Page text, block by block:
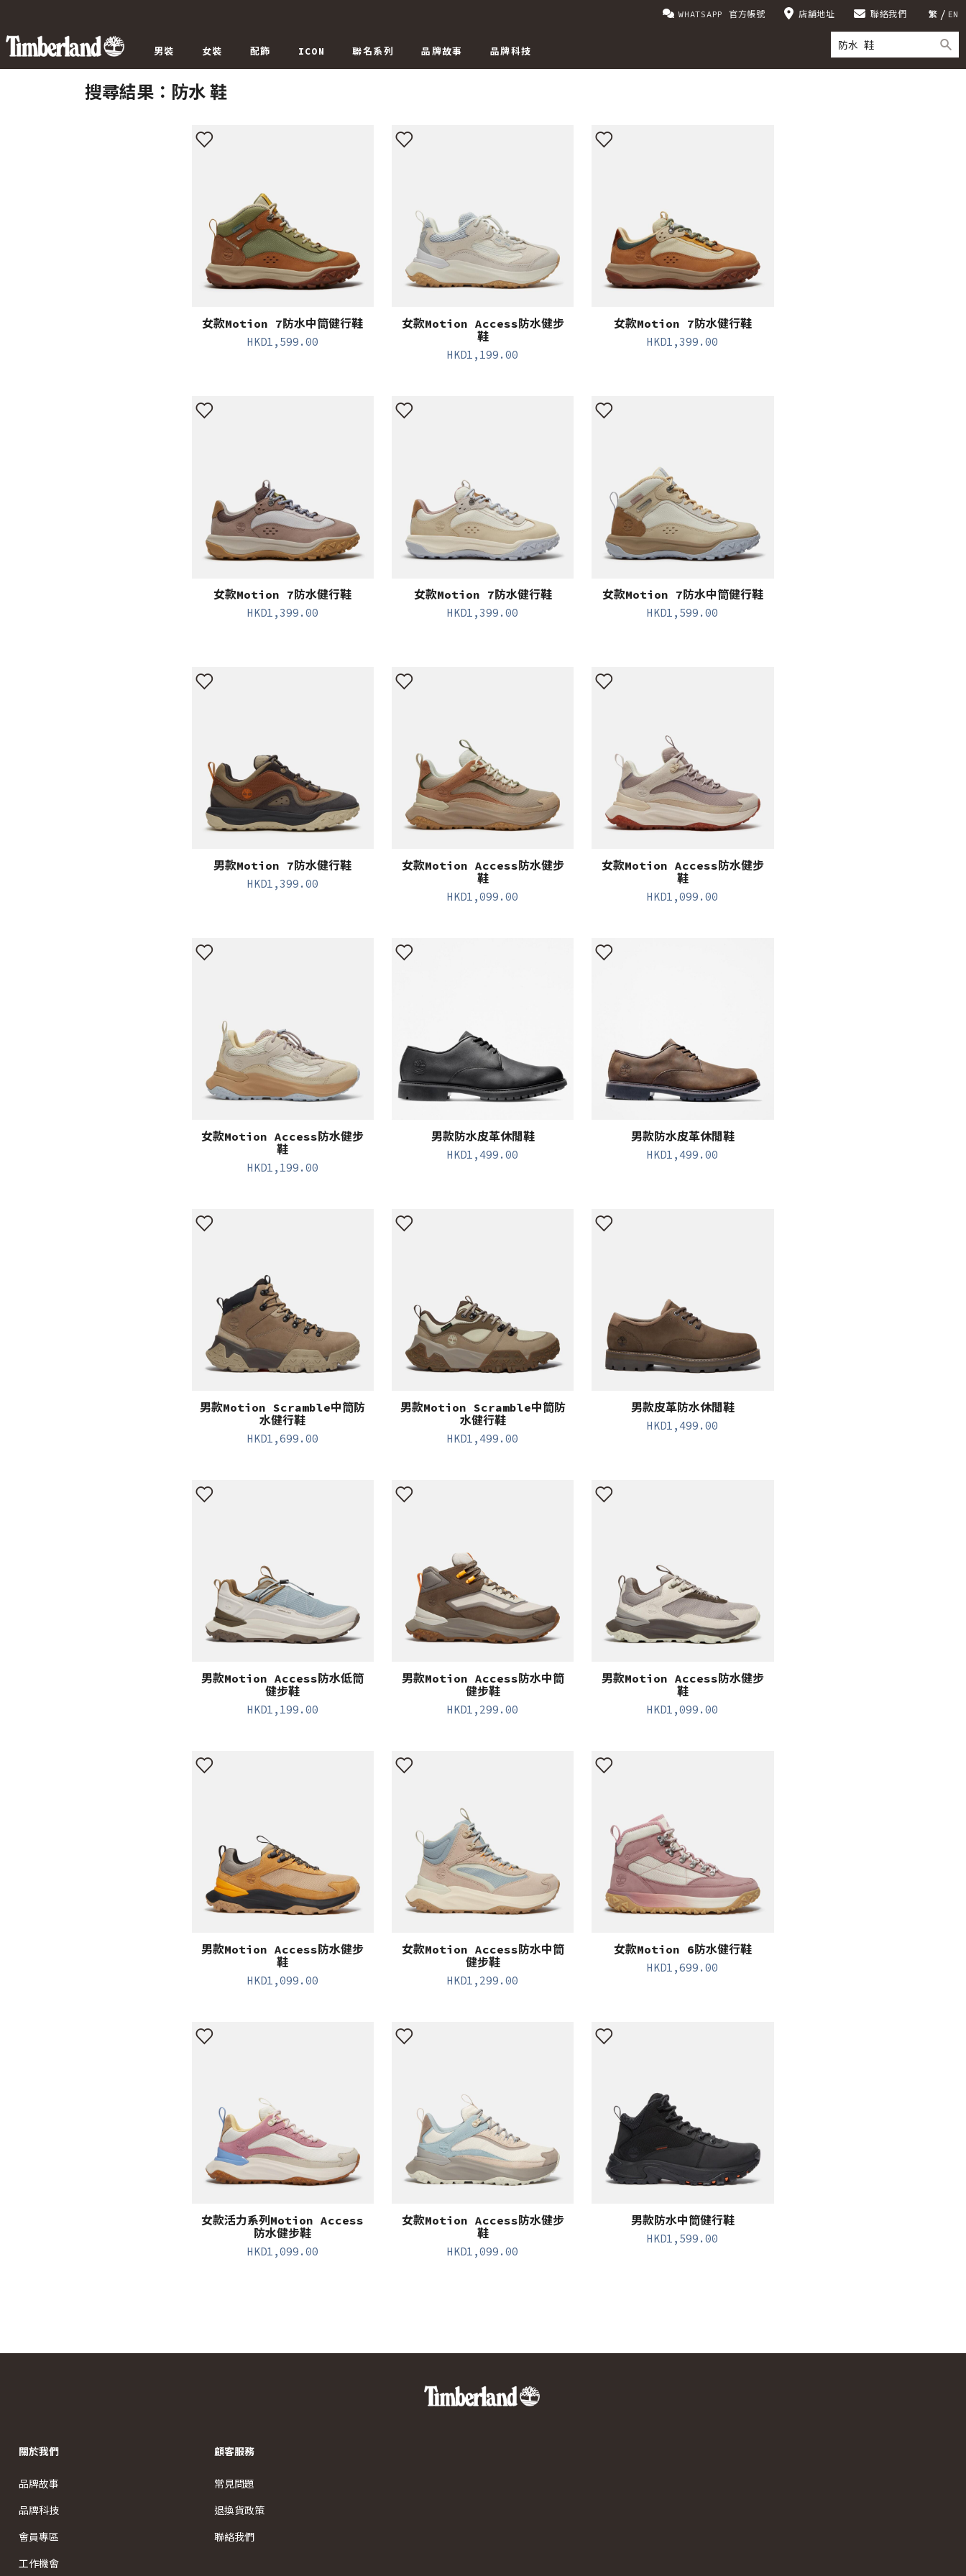
繁 EN
WHATSAPP 官方帳號 店舖地址 聯絡我們
男裝 女裝 配飾 ICON 聯名系列 品牌故事 品牌科技
搜尋結果： 防水 鞋
女款Motion 7防水中筒健行鞋
HKD1,599.00
女款Motion Access防水健步
鞋
HKD1,199.00
女款Motion 7防水健行鞋
HKD1,399.00
女款Motion 7防水健行鞋
HKD1,399.00
女款Motion 7防水健行鞋
HKD1,399.00
女款Motion 7防水中筒健行鞋
HKD1,599.00
男款Motion 7防水健行鞋
HKD1,399.00
女款Motion Access防水健步
鞋
HKD1,099.00
女款Motion Access防水健步
鞋
HKD1,099.00
女款Motion Access防水健步
鞋
HKD1,199.00
男款防水皮革休閒鞋
HKD1,499.00
男款防水皮革休閒鞋
HKD1,499.00
男款Motion Scramble中筒防
水健行鞋
HKD1,699.00
男款Motion Scramble中筒防
水健行鞋
HKD1,499.00
男款皮革防水休閒鞋
HKD1,499.00
男款Motion Access防水低筒
健步鞋
HKD1,199.00
男款Motion Access防水中筒
健步鞋
HKD1,299.00
男款Motion Access防水健步
鞋
HKD1,099.00
男款Motion Access防水健步
鞋
HKD1,099.00
女款Motion Access防水中筒
健步鞋
HKD1,299.00
女款Motion 6防水健行鞋
HKD1,699.00
女款活力系列Motion Access
防水健步鞋
HKD1,099.00
女款Motion Access防水健步
鞋
HKD1,099.00
男款防水中筒健行鞋
HKD1,599.00
關於我們
品牌故事
品牌科技
會員專區
工作機會
顧客服務
常見問題
退換貨政策
聯絡我們